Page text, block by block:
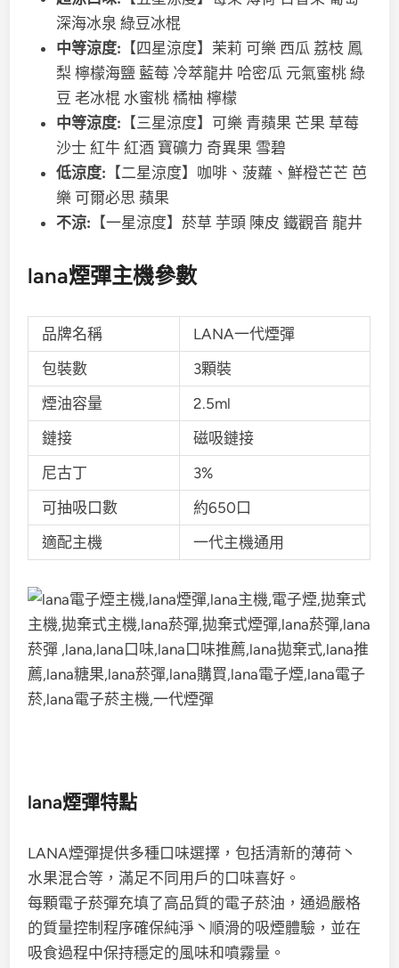
深海冰泉 綠豆冰棍
中等涼度: 【四星涼度】茉莉 可樂 西瓜 荔枝 鳳
梨 檸檬海鹽 藍莓 冷萃龍井 哈密瓜 元氣蜜桃 綠
豆 老冰棍 水蜜桃 橘柚 檸檬
中等涼度: 【三星涼度】可樂 青蘋果 芒果 草莓
沙士 紅牛 紅酒 寶礦力 奇異果 雪碧
低涼度: 【二星涼度】咖啡、菠蘿、鮮橙芒芒 芭
樂 可爾必思 蘋果
不涼: 【一星涼度】菸草 芋頭 陳皮 鐵觀音 龍井
lana煙彈主機參數
品牌名稱
LANA一代煙彈
包裝數
3顆裝
煙油容量
2.5ml
鏈接
磁吸鏈接
尼古丁
3%
可抽吸口數
約650口
適配主機
一代主機通用
lana煙彈特點
LANA煙彈提供多種口味選擇，包括清新的薄荷丶
水果混合等，滿足不同用戶的口味喜好。
每顆電子菸彈充填了高品質的電子菸油，通過嚴格
的質量控制程序確保純淨丶順滑的吸煙體驗，並在
吸食過程中保持穩定的風味和噴霧量。